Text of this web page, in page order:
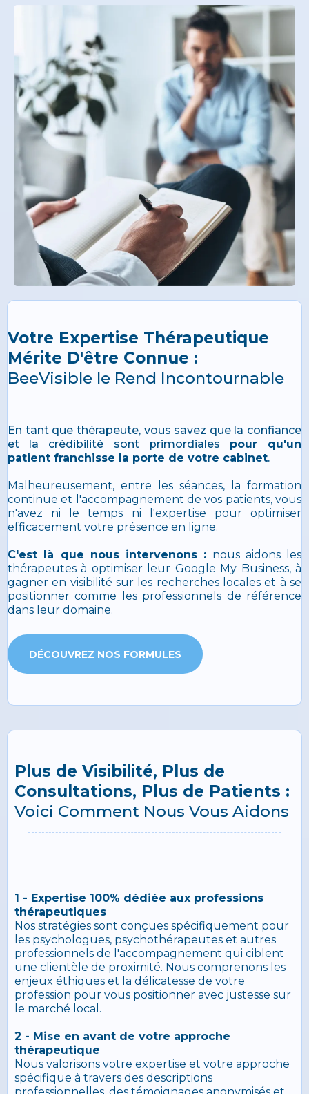
Votre Expertise Thérapeutique
Mérite D'être Connue :
BeeVisible le Rend Incontournable
En tant que thérapeute, vous savez que la confiance
et la crédibilité sont primordiales pour qu'un
patient franchisse la porte de votre cabinet.
Malheureusement, entre les séances, la formation
continue et l'accompagnement de vos patients, vous
n'avez ni le temps ni l'expertise pour optimiser
efficacement votre présence en ligne.
C'est là que nous intervenons : nous aidons les
thérapeutes à optimiser leur Google My Business, à
gagner en visibilité sur les recherches locales et à se
positionner comme les professionnels de référence
dans leur domaine.
DÉCOUVREZ NOS FORMULES
Plus de Visibilité, Plus de
Consultations, Plus de Patients :
Voici Comment Nous Vous Aidons
1 - Expertise 100% dédiée aux professions
thérapeutiques
Nos stratégies sont conçues spécifiquement pour
les psychologues, psychothérapeutes et autres
professionnels de l'accompagnement qui ciblent
une clientèle de proximité. Nous comprenons les
enjeux éthiques et la délicatesse de votre
profession pour vous positionner avec justesse sur
le marché local.
2 - Mise en avant de votre approche
thérapeutique
Nous valorisons votre expertise et votre approche
spécifique à travers des descriptions